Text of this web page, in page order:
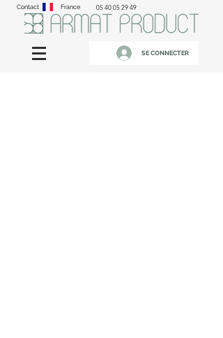
Contact France 05 40 05 29 49
SE CONNECTER